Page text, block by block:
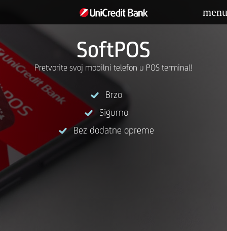
menu
SoftPOS
Pretvorite svoj mobilni telefon u POS terminal!
Brzo
Sigurno
Bez dodatne opreme